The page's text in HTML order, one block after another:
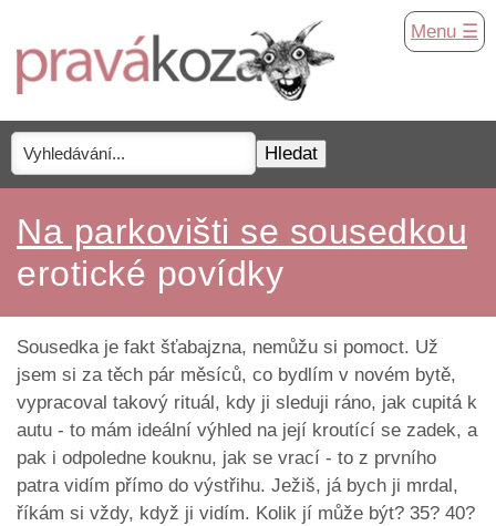
Menu ☰
Na parkovišti se sousedkou
erotické povídky
Sousedka je fakt šťabajzna, nemůžu si pomoct. Už
jsem si za těch pár měsíců, co bydlím v novém bytě,
vypracoval takový rituál, kdy ji sleduji ráno, jak cupitá k
autu - to mám ideální výhled na její kroutící se zadek, a
pak i odpoledne kouknu, jak se vrací - to z prvního
patra vidím přímo do výstřihu. Ježiš, já bych ji mrdal,
říkám si vždy, když ji vidím. Kolik jí může být? 35? 40?